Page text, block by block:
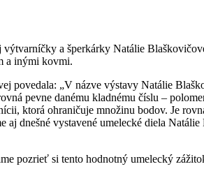
a šperkárky Natálie
a inými kovmi.
povedala: „V názve výstavy Natálie
pevne danému kladnému číslu –
ktorá ohraničuje množinu bodov. Je
aj dnešné vystavené umelecké diela
pozrieť si tento hodnotný umelecký